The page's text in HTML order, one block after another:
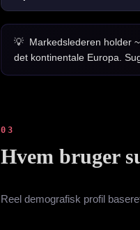
Markedslederen holder
det kontinentale Europa.
03
Hvem bruger
Reel demografisk profil